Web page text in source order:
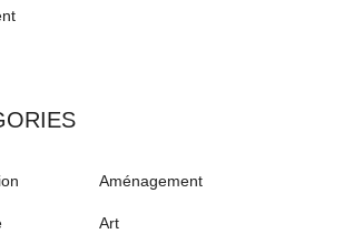
Aménagement
Art